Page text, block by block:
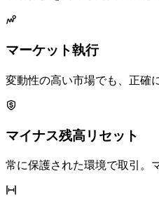
マーケット執行
変動性の高い市場でも、 正確
マイナス残高リセット
常に保護された環境で取引。